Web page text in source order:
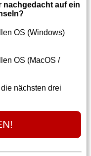
nachgedacht auf ein
OS (Windows)
OS (MacOS /
nächsten drei